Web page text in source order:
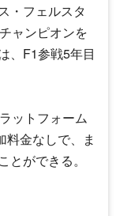
・フェルスタ
ャンピオンを
、F1参戦5年目
ットフォーム
金なしで、ま
ができる。